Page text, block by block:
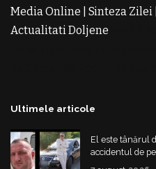
Media Online
Sinteza Zilei
Actualitati Doljene
Ultimele articole
El este tânărul
accidentul de